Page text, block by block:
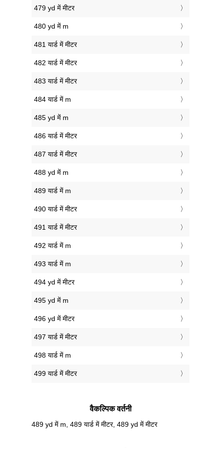
479 yd में मीटर
480 yd में m
481 यार्ड में मीटर
482 यार्ड में मीटर
483 यार्ड में मीटर
484 यार्ड में m
485 yd में m
486 यार्ड में मीटर
487 यार्ड में मीटर
488 yd में m
489 यार्ड में m
490 यार्ड में मीटर
491 यार्ड में मीटर
492 यार्ड में m
493 यार्ड में m
494 yd में मीटर
495 yd में m
496 yd में मीटर
497 यार्ड में मीटर
498 यार्ड में m
499 यार्ड में मीटर
वैकल्पिक वर्तनी
489 yd में m, 489 यार्ड में मीटर, 489 yd में मीटर